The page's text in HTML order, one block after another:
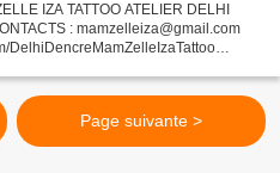
IZA TATTOO ATELIER DELHI
: mamzelleiza@gmail.com
DelhiDencreMamZelleIzaTattoo
Page suivante >